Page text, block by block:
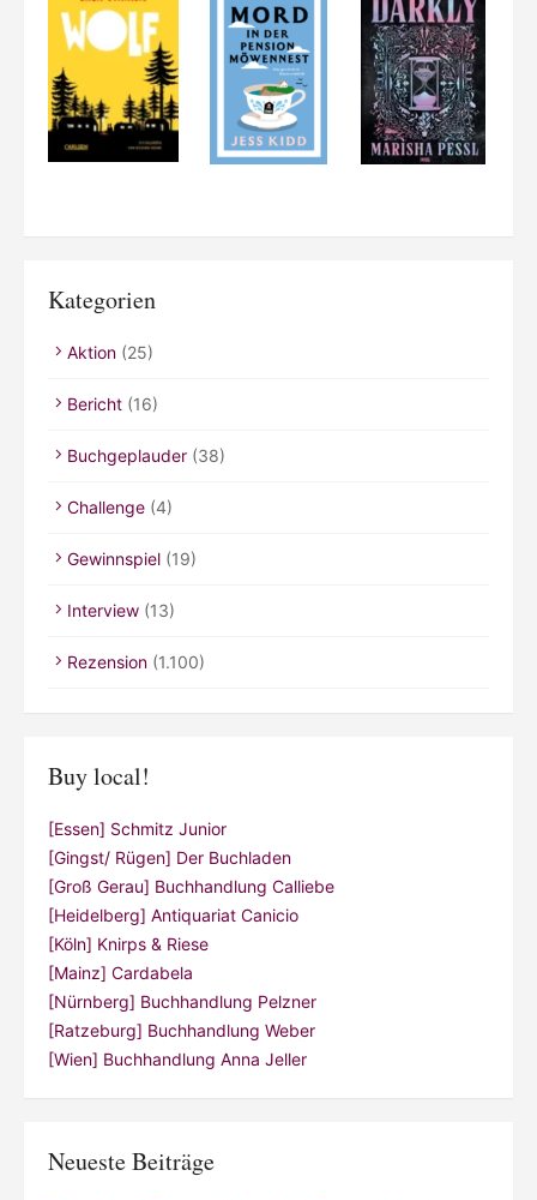
Kategorien
Aktion (25)
Bericht (16)
Buchgeplauder (38)
Challenge (4)
Gewinnspiel (19)
Interview (13)
Rezension (1.100)
Buy local!
[Essen] Schmitz Junior
[Gingst/ Rügen] Der Buchladen
[Groß Gerau] Buchhandlung Calliebe
[Heidelberg] Antiquariat Canicio
[Köln] Knirps & Riese
[Mainz] Cardabela
[Nürnberg] Buchhandlung Pelzner
[Ratzeburg] Buchhandlung Weber
[Wien] Buchhandlung Anna Jeller
Neueste Beiträge